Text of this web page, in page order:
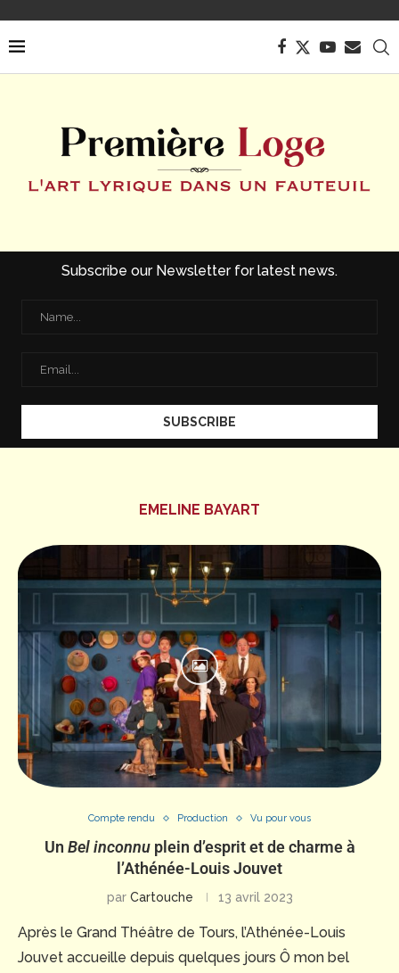
Subscribe our Newsletter for latest news.
EMELINE BAYART
Compte rendu Production Vu pour vous
Un Bel inconnuplein d’esprit et de charme à
l’Athénée-Louis Jouvet
par Cartouche 13 avril 2023
Après le Grand Théâtre de Tours, l’Athénée-Louis
Jouvet accueille depuis quelques jours Ô mon bel